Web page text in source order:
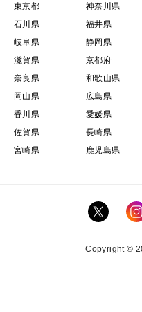
東京都
神奈川県
石川県
福井県
岐阜県
静岡県
滋賀県
京都府
奈良県
和歌山県
岡山県
広島県
香川県
愛媛県
佐賀県
長崎県
宮崎県
鹿児島県
Copyright ©